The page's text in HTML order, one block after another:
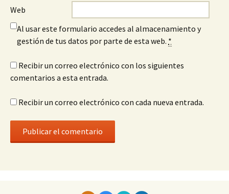
Web
Al usar este formulario accedes al almacenamiento y
gestión de tus datos por parte de esta web. *
Recibir un correo electrónico con los siguientes
comentarios a esta entrada.
Recibir un correo electrónico con cada nueva entrada.